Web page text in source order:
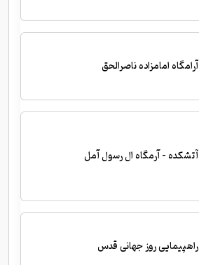
آرامگاه امامزاده ناصرالحق
آتشکده - آرمگاه ال رسول آمل
راهپیمایی روز جهانی قدس